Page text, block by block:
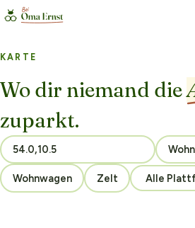
KARTE
Wo dir niemand die
zuparkt.
Wohnwagen Zelt